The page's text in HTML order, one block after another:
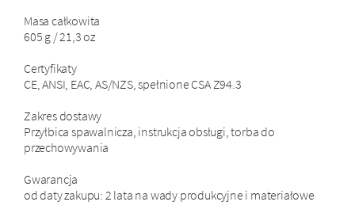
Masa całkowita
605 g / 21,3 oz
Certyfikaty
CE, ANSI, EAC, AS/NZS, spełnione CSA Z94.3
Zakres dostawy
Przyłbica spawalnicza, instrukcja obsługi, torba do
przechowywania
Gwarancja
od daty zakupu: 2 lata na wady produkcyjne i materiałowe